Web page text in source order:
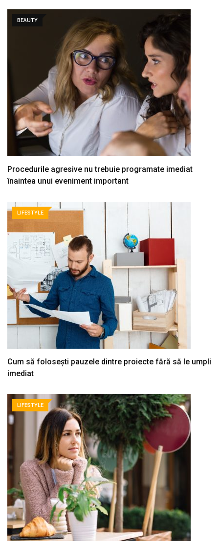
BEAUTY
Procedurile agresive nu trebuie programate imediat
înaintea unui eveniment important
LIFESTYLE
Cum să folosești pauzele dintre proiecte fără să le umpli
imediat
LIFESTYLE